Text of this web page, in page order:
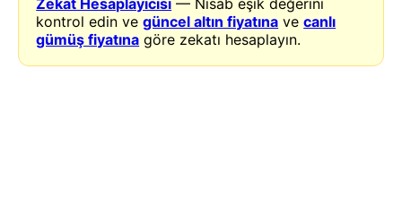
kontrol edin vegüncel altın fiyatına vecanlı
gümüş fiyatına göre zekatı hesaplayın.